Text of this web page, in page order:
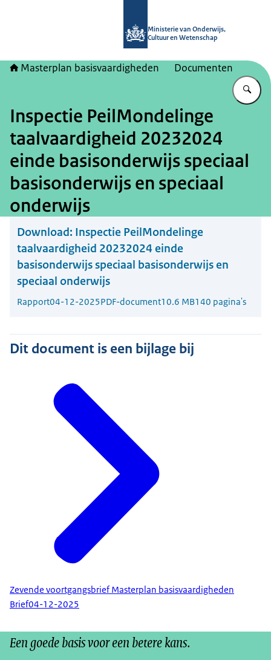
Ministerie van Onderwijs,
Cultuur en Wetenschap
Masterplan basisvaardigheden Documenten
Inspectie PeilMondelinge
taalvaardigheid 20232024
einde basisonderwijs speciaal
basisonderwijs en speciaal
onderwijs
Download: Inspectie PeilMondelinge
taalvaardigheid 20232024 einde
basisonderwijs speciaal basisonderwijs en
speciaal onderwijs
Rapport04-12-2025PDF-document10.6 MB140 pagina's
Dit document is een bijlage bij
Zevende voortgangsbrief Masterplan basisvaardigheden
Brief04-12-2025
Een goede basis voor een betere kans.